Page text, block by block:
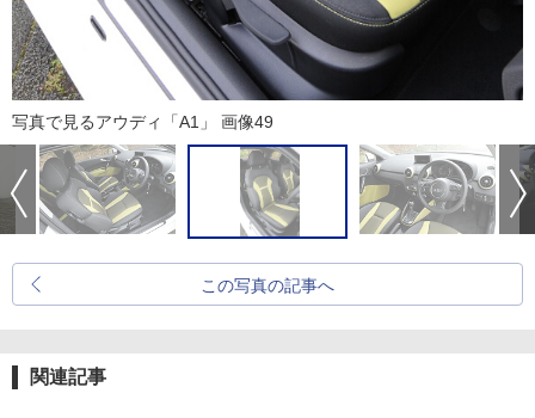
写真で見るアウディ「A1」 画像49
この写真の記事へ
関連記事